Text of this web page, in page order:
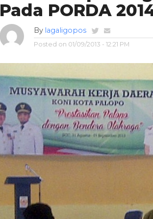
Pada PORDA
By lagaligopos
Posted on 01/09/2013 - 12:21 PM